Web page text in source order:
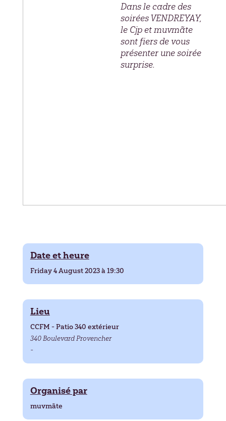
Dans le cadre des
soirées VENDREYAY,
le Cjp et muvmãte
sont fiers de vous
présenter une soirée
surprise.
Date et heure
Friday 4 August 2023 à 19:30
Lieu
CCFM - Patio 340 extérieur
340 Boulevard Provencher
-
Organisé par
muvmãte